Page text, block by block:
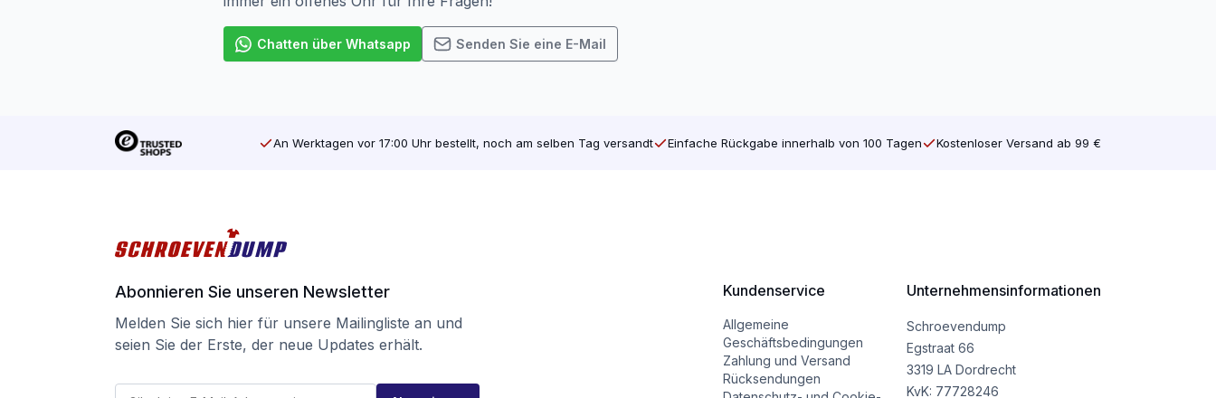
Chatten über Whatsapp Senden Sie eine E-Mail
An Werktagen vor 17:00 Uhr bestellt, noch am selben Tag versandt Einfache Rückgabe innerhalb von 100 Tagen Kostenloser Versand ab 99 €
Abonnieren Sie unseren Newsletter
Melden Sie sich hier für unsere Mailingliste an und
seien Sie der Erste, der neue Updates erhält.
E
Kundenservice
Allgemeine
Geschäftsbedingungen
Zahlung und Versand
Rücksendungen
Unternehmensinformationen
Schroevendump
Egstraat 66
3319 LA Dordrecht
KvK: 77728246